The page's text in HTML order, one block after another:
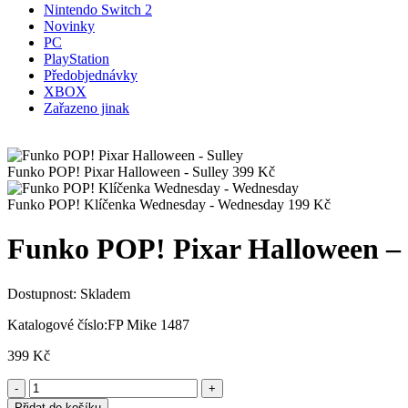
Nintendo Switch 2
Novinky
PC
PlayStation
Předobjednávky
XBOX
Zařazeno jinak
Funko POP! Pixar Halloween - Sulley 399 Kč
Funko POP! Klíčenka Wednesday - Wednesday 199 Kč
Funko POP! Pixar Halloween
Dostupnost: Skladem
Katalogové číslo:FP Mike 1487
399 Kč